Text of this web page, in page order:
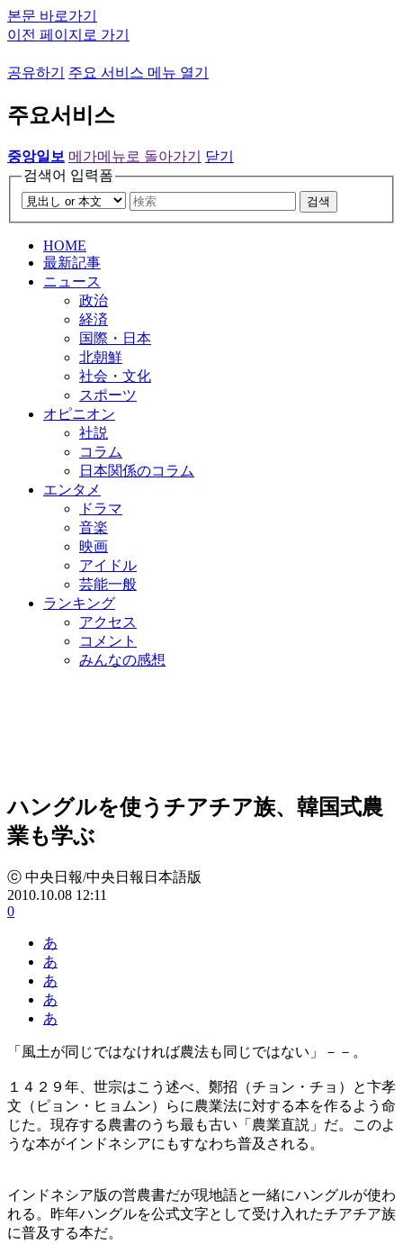
본문 바로가기
이전 페이지로 가기
공유하기 주요 서비스 메뉴 열기
주요서비스
중앙일보 메가메뉴로 돌아가기
닫기
검색어 입력폼
검색
HOME
最新記事
ニュース
政治
経済
国際・日本
北朝鮮
社会・文化
スポーツ
オピニオン
社説
コラム
日本関係のコラム
エンタメ
ドラマ
音楽
映画
アイドル
芸能一般
ランキング
アクセス
コメント
みんなの感想
ハングルを使うチアチア族、韓国式農
業も学ぶ
ⓒ 中央日報/中央日報日本語版
2010.10.08 12:11
0
あ
あ
あ
あ
あ
「風土が同じではなければ農法も同じではない」－－。
１４２９年、世宗はこう述べ、鄭招（チョン・チョ）と卞孝
文（ピョン・ヒョムン）らに農業法に対する本を作るよう命
じた。現存する農書のうち最も古い「農業直説」だ。このよ
うな本がインドネシアにもすなわち普及される。
インドネシア版の営農書だが現地語と一緒にハングルが使わ
れる。昨年ハングルを公式文字として受け入れたチアチア族
に普及する本だ。